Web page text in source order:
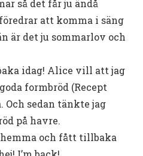
så det får ju ändå
att komma i säng
är det ju sommarlov och
idag! Alice vill att jag
formbröd (Recept
Och sedan tänkte jag
på havre.
och fått tillbaka